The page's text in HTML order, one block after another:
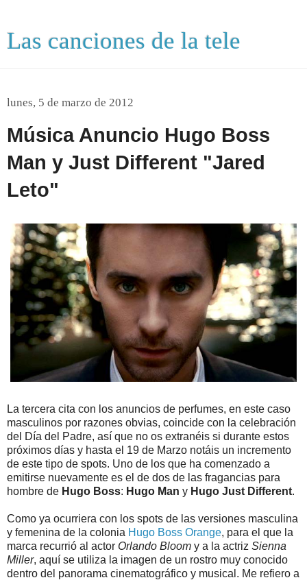
Las canciones de la tele
lunes, 5 de marzo de 2012
Música Anuncio Hugo Boss
Man y Just Different "Jared
Leto"
La tercera cita con los anuncios de perfumes, en este caso
masculinos por razones obvias, coincide con la celebración
del Día del Padre, así que no os extranéis si durante estos
próximos días y hasta el 19 de Marzo notáis un incremento
de este tipo de spots. Uno de los que ha comenzado a
emitirse nuevamente es el de dos de las fragancias para
hombre de Hugo Boss: Hugo Man y Hugo Just Different.
Como ya ocurriera con los spots de las versiones masculina
y femenina de la colonia Hugo Boss Orange, para el que la
marca recurrió al actor Orlando Bloom y a la actriz Sienna
Miller, aquí se utiliza la imagen de un rostro muy conocido
dentro del panorama cinematográfico y musical. Me refiero a